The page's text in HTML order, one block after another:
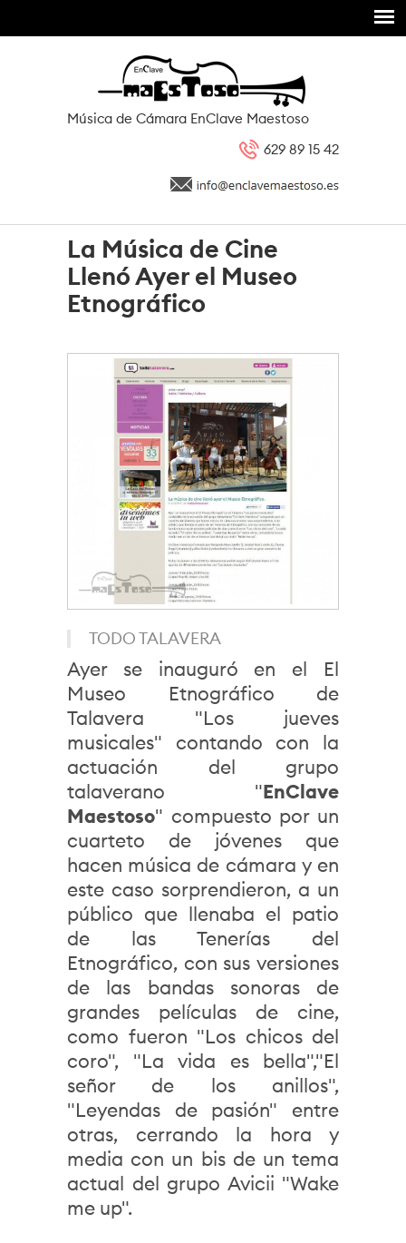
Música de Cámara EnClave Maestoso
629 89 15 42
La Música de Cine
Llenó Ayer el Museo
Etnográfico
TODO TALAVERA
Ayer se inauguró en el El
Museo Etnográfico de
Talavera "Los jueves
musicales" contando con la
actuación del grupo
talaverano "EnClave
Maestoso" compuesto por un
cuarteto de jóvenes que
hacen música de cámara y en
este caso sorprendieron, a un
público que llenaba el patio
de las Tenerías del
Etnográfico, con sus versiones
de las bandas sonoras de
grandes películas de cine,
como fueron "Los chicos del
coro", "La vida es bella","El
señor de los anillos",
"Leyendas de pasión" entre
otras, cerrando la hora y
media con un bis de un tema
actual del grupo Avicii "Wake
me up".